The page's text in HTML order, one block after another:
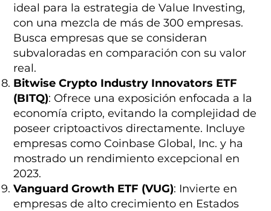
ideal para la estrategia de Value Investing,
con una mezcla de más de 300 empresas.
Busca empresas que se consideran
subvaloradas en comparación con su valor
real.
Bitwise Crypto Industry Innovators ETF
(BITQ): Ofrece una exposición enfocada a la
economía cripto, evitando la complejidad de
poseer criptoactivos directamente. Incluye
empresas como Coinbase Global, Inc. y ha
mostrado un rendimiento excepcional en
2023.
Vanguard Growth ETF (VUG): Invierte en
empresas de alto crecimiento en Estados